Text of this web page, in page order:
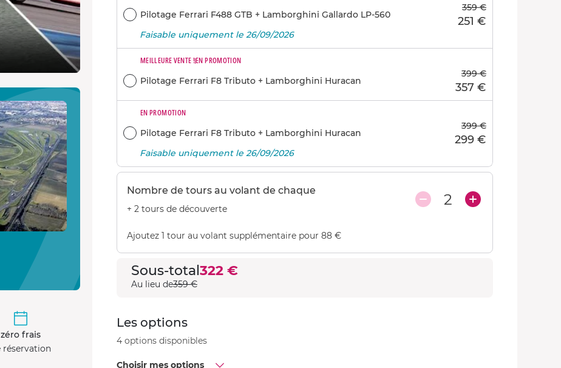
Pilotage Ferrari F488 GTB + Lamborghini Gallardo LP-560
359 €
251 €
Faisable uniquement le 26/09/2026
MEILLEURE VENTE !EN PROMOTION
Pilotage Ferrari F8 Tributo + Lamborghini Huracan
399 €
357 €
EN PROMOTION
Pilotage Ferrari F8 Tributo + Lamborghini Huracan
399 €
299 €
Faisable uniquement le 26/09/2026
Nombre de tours au volant de chaque
+ 2 tours de découverte
2
Ajoutez 1 tour au volant supplémentaire pour 88 €
Sous-total 322 €
Au lieu de359 €
Les options
4 options disponibles
Choisir mes options
zéro frais
réservation